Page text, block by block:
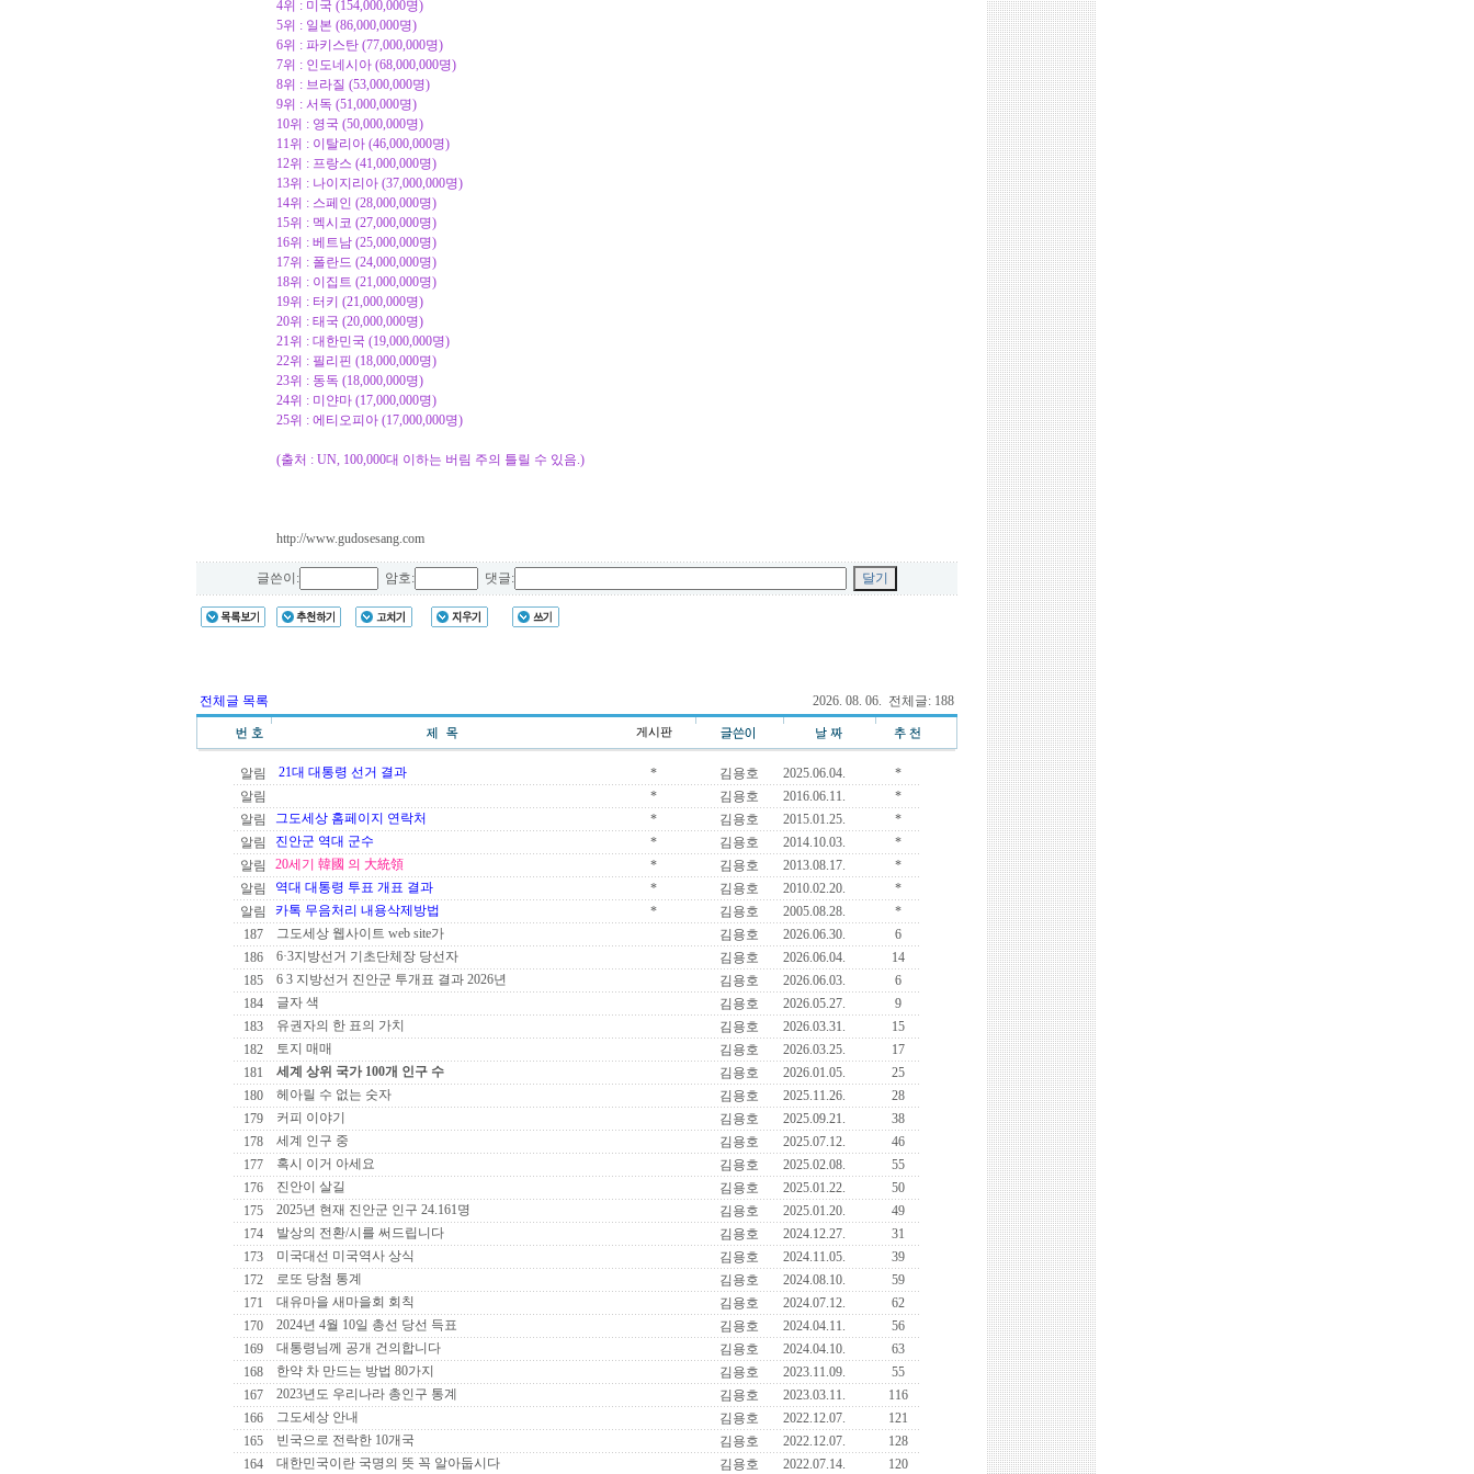
4위 : 미국 (154,000,000명)
5위 : 일본 (86,000,000명)
6위 : 파키스탄 (77,000,000명)
7위 : 인도네시아 (68,000,000명)
8위 : 브라질 (53,000,000명)
9위 : 서독 (51,000,000명)
10위 : 영국 (50,000,000명)
11위 : 이탈리아 (46,000,000명)
12위 : 프랑스 (41,000,000명)
13위 : 나이지리아 (37,000,000명)
14위 : 스페인 (28,000,000명)
15위 : 멕시코 (27,000,000명)
16위 : 베트남 (25,000,000명)
17위 : 폴란드 (24,000,000명)
18위 : 이집트 (21,000,000명)
19위 : 터키 (21,000,000명)
20위 : 태국 (20,000,000명)
21위 : 대한민국 (19,000,000명)
22위 : 필리핀 (18,000,000명)
23위 : 동독 (18,000,000명)
24위 : 미얀마 (17,000,000명)
25위 : 에티오피아 (17,000,000명)
(출처 : UN, 100,000대 이하는 버림 주의 틀릴 수 있음.)
http://www.gudosesang.com
글쓴이: 암호: 댓글:
전체글 목록 2026. 08. 06. 전체글: 188
게시판
알림 21대 대통령 선거 결과 * 김용호 2025.06.04.
*
알림
* 김용호 2016.06.11.
*
알림
그도세상 홈페이지 연락처 * 김용호 2015.01.25.
*
알림
진안군 역대 군수 * 김용호 2014.10.03.
*
알림
20세기 韓國 의 大統領 * 김용호 2013.08.17.
*
알림
역대 대통령 투표 개표 결과 * 김용호 2010.02.20.
*
알림
카톡 무음처리 내용삭제방법 * 김용호 2005.08.28.
*
187
그도세상 웹사이트 web site가 김용호 2026.06.30.
6
186
6·3지방선거 기초단체장 당선자 김용호 2026.06.04.
14
185
6 3 지방선거 진안군 투개표 결과 2026년 김용호 2026.06.03.
6
184
글자 색 김용호 2026.05.27.
9
183
유권자의 한 표의 가치 김용호 2026.03.31.
15
182
토지 매매 김용호 2026.03.25.
17
181
세계 상위 국가 100개 인구 수 김용호 2026.01.05.
25
180
헤아릴 수 없는 숫자 김용호 2025.11.26.
28
179
커피 이야기 김용호 2025.09.21.
38
178
세계 인구 중 김용호 2025.07.12.
46
177
혹시 이거 아세요 김용호 2025.02.08.
55
176
진안이 살길 김용호 2025.01.22.
50
175
2025년 현재 진안군 인구 24.161명 김용호 2025.01.20.
49
174
발상의 전환/시를 써드립니다 김용호 2024.12.27.
31
173
미국대선 미국역사 상식 김용호 2024.11.05.
39
172
로또 당첨 통계 김용호 2024.08.10.
59
171
대유마을 새마을회 회칙 김용호 2024.07.12.
62
170
2024년 4월 10일 총선 당선 득표 김용호 2024.04.11.
56
169
대통령님께 공개 건의합니다 김용호 2024.04.10.
63
168
한약 차 만드는 방법 80가지 김용호 2023.11.09.
55
167
2023년도 우리나라 총인구 통계 김용호 2023.03.11.
116
166
그도세상 안내 김용호 2022.12.07.
121
165
빈국으로 전락한 10개국 김용호 2022.12.07.
128
164
대한민국이란 국명의 뜻 꼭 알아둡시다 김용호 2022.07.14. 120